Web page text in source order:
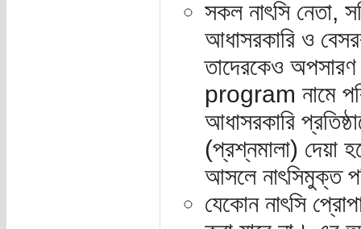
সকল নাৎসি নেতা,
আধাসরকারি ও
তাদেরকেও
program নামে
আধাসরকারি
(প্রশ্নমালা) দেয়া
আসলে নাৎসিমুক্ত
যেকোন নাৎসি